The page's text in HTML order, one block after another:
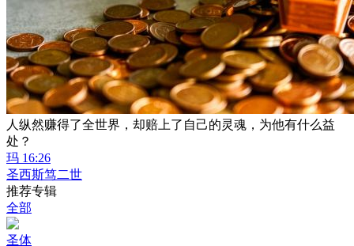
人纵然赚得了全世界，却赔上了自己的灵魂，为他有什么益
处？
玛 16:26
圣西斯笃二世
推荐专辑
全部
圣体